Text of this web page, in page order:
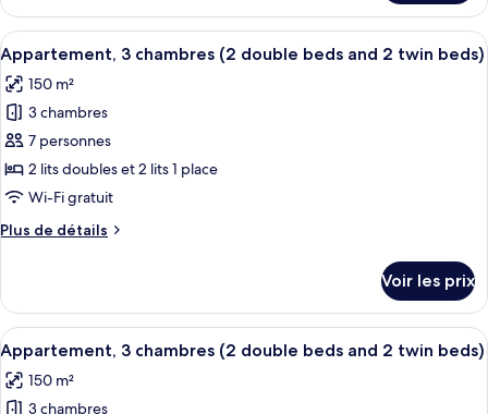
chambres,
piscine
privée
le
type
de
chambre
Appartement,
2
chambres,
piscine
privée
Afficher
toutes
les
photos
pour
ce
type
chambre :
chambres
(2
double
beds
Une chambre moderne avec un
16
Appartement, 3 chambres (2 double beds and 2 twin beds)
150 m²
3 chambres
7 personnes
2 lits doubles et 2 lits 1 place
Wi-Fi gratuit
Plus de détails
Plus
le
type
de
chambre
Appartement,
3
Voir les prix
Afficher
toutes
les
Une chambre moderne avec un
14
Appartement, 3 chambres (2 double beds and 2 twin beds)
150 m²
3 chambres